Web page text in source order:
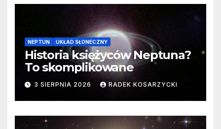
NEPTUN UKŁAD SŁONECZNY
Historia księżyców Neptuna?
To skomplikowane
3 SIERPNIA 2026 RADEK KOSARZYCKI